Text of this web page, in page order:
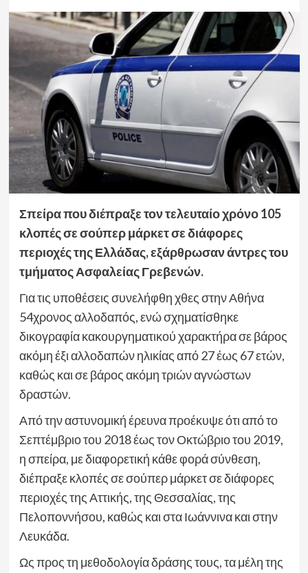
Σπείρα που διέπραξε τον τελευταίο χρόνο 105
κλοπές σε σούπερ μάρκετ σε διάφορες
περιοχές της Ελλάδας, εξάρθρωσαν άντρες του
τμήματος Ασφαλείας Γρεβενών.
Για τις υποθέσεις συνελήφθη χθες στην Αθήνα
54χρονος αλλοδαπός, ενώ σχηματίσθηκε
δικογραφία κακουργηματικού χαρακτήρα σε βάρος
ακόμη έξι αλλοδαπών ηλικίας από 27 έως 67 ετών,
καθώς και σε βάρος ακόμη τριών αγνώστων
δραστών.
Από την αστυνομική έρευνα προέκυψε ότι από το
Σεπτέμβριο του 2018 έως τον Οκτώβριο του 2019,
η σπείρα, με διαφορετική κάθε φορά σύνθεση,
διέπραξε κλοπές σε σούπερ μάρκετ σε διάφορες
περιοχές της Αττικής, της Θεσσαλίας, της
Πελοποννήσου, καθώς και στα Ιωάννινα και στην
Λευκάδα.
Ως προς τη μεθοδολογία δράσης τους, τα μέλη της